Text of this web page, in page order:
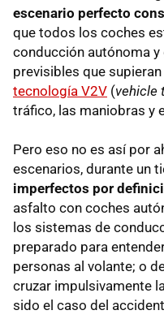
escenario perfecto
que todos los coches
conducción autónoma
previsibles que
tecnología V2V (vehicle
tráfico, las maniobras y
Pero eso no es así por
escenarios, durante un
imperfectos por
asfalto con coches
los sistemas de
preparado para
personas al volante; o
cruzar impulsivamente
sido el caso del